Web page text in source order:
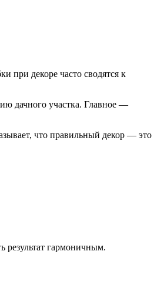
при декоре часто сводятся к
дачного участка. Главное —
что правильный декор — это
результат гармоничным.